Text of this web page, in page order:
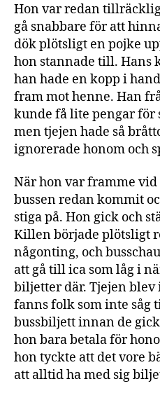
Hon var redan
gå snabbare för att
dök plötsligt en pojke
hon stannade till. Hans
han hade en kopp i
fram mot henne. Han
kunde få lite pengar för
men tjejen hade så
ignorerade honom och
När hon var framme
bussen redan kommit
stiga på. Hon gick och
Killen började plötsligt
någonting, och
att gå till ica som låg i
biljetter där. Tjejen
fanns folk som inte såg
bussbiljett innan de
hon bara betala för
hon tyckte att det vore
att alltid ha med sig